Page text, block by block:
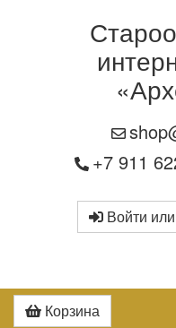
+7 911
Войти
Корзина